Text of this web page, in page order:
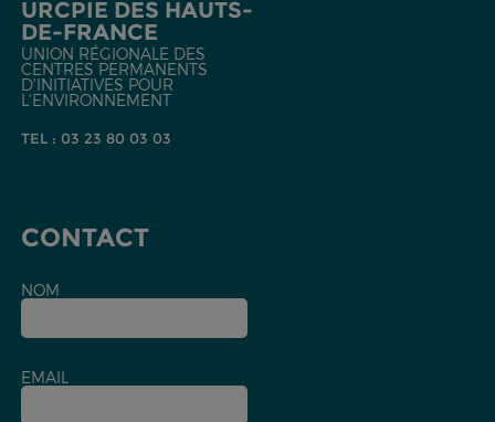
URCPIE DES HAUTS-
DE-FRANCE
UNION RÉGIONALE DES
CENTRES PERMANENTS
D'INITIATIVES POUR
L'ENVIRONNEMENT
TEL : 03 23 80 03 03
CONTACT
NOM
EMAIL